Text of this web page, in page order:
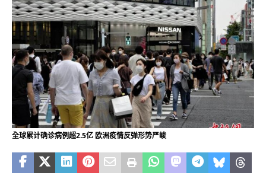
全球累计确诊病例超2.5亿 欧洲疫情反弹形势严峻